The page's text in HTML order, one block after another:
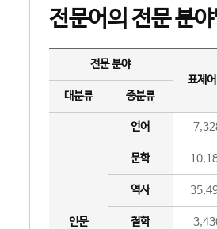
전문어의 전문 분
전문 분야
표제
대분류
중분류
인문
언어
문학
역사
철학